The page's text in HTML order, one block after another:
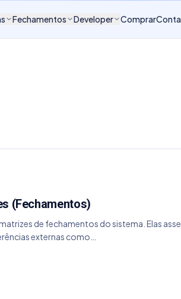
Fechamentos Developer Comprar
(Fechamentos)
de fechamentos do sistema. Elas
externas como…